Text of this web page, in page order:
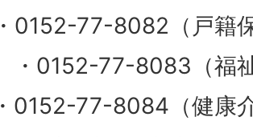
・0152-77-8082（戸籍
・0152-77-8083（福
・0152-77-8084（健康